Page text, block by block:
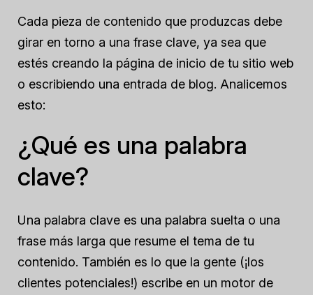
Cada pieza de contenido que produzcas debe
girar en torno a una frase clave, ya sea que
estés creando la página de inicio de tu sitio web
o escribiendo una entrada de blog. Analicemos
esto:
¿Qué es una palabra
clave?
Una palabra clave es una palabra suelta o una
frase más larga que resume el tema de tu
contenido. También es lo que la gente (¡los
clientes potenciales!) escribe en un motor de